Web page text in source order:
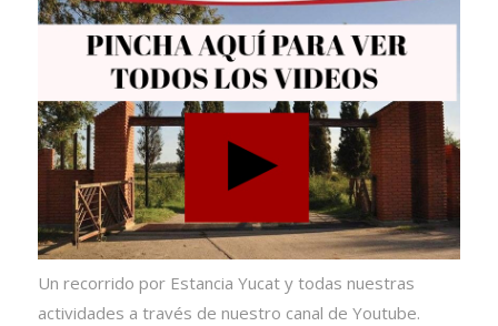
Un recorrido por Estancia Yucat y todas nuestras
actividades a través de nuestro canal de Youtube.